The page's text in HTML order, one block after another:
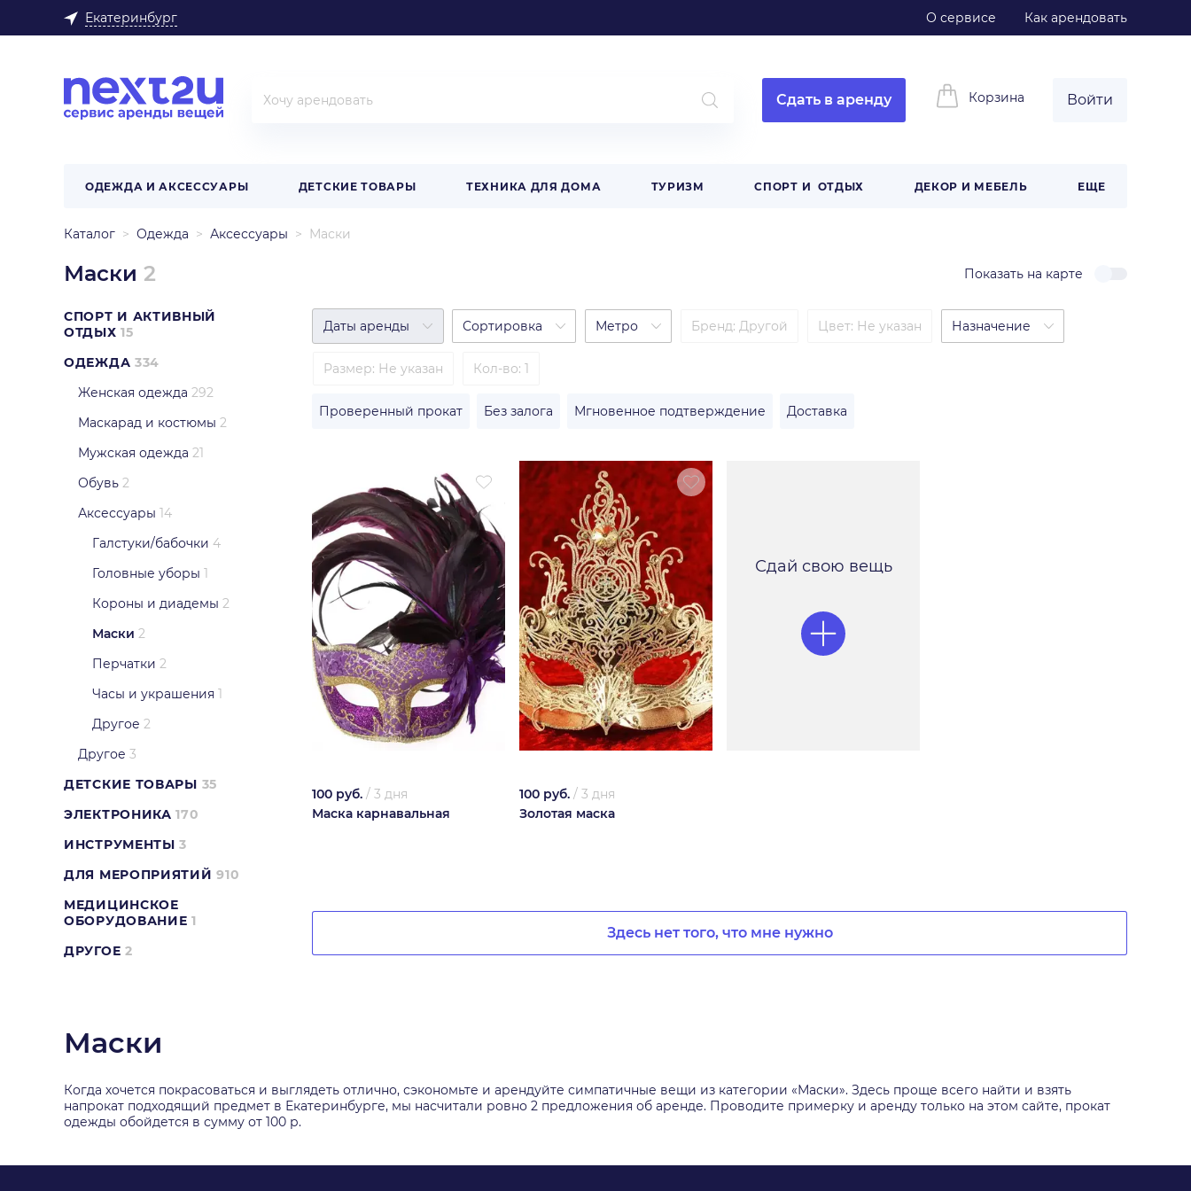
Екатеринбург О сервисе Как арендовать
Сдать в аренду Корзина Войти
ОДЕЖДА И АКСЕССУАРЫ ДЕТСКИЕ ТОВАРЫ ТЕХНИКА ДЛЯ ДОМА ТУРИЗМ СПОРТ И ОТДЫХ ДЕКОР И МЕБЕЛЬ ЕЩЕ
Каталог Одежда Аксессуары Маски
Маски 2 Показать на карте
СПОРТ И АКТИВНЫЙ
ОТДЫХ 15
ОДЕЖДА 334
Женская одежда 292
Маскарад и костюмы 2
Мужская одежда 21
Обувь 2
Аксессуары 14
Галстуки/бабочки 4
Головные уборы 1
Короны и диадемы 2
Маски 2
Перчатки 2
Часы и украшения 1
Другое 2
Другое 3
ДЕТСКИЕ ТОВАРЫ 35
ЭЛЕКТРОНИКА 170
ИНСТРУМЕНТЫ 3
ДЛЯ МЕРОПРИЯТИЙ 910
МЕДИЦИНСКОЕ
ОБОРУДОВАНИЕ 1
ДРУГОЕ 2
Даты аренды Сортировка Метро Бренд: Другой Цвет: Не указан Назначение
Размер: Не указан Кол-во: 1
Проверенный прокат Без залога Мгновенное подтверждение Доставка
100 руб. / 3 дня
Маска карнавальная
100 руб. / 3 дня
Золотая маска
Сдай свою вещь
Здесь нет того, что мне нужно
Маски
Когда хочется покрасоваться и выглядеть отлично, сэкономьте и арендуйте симпатичные вещи из категории «Маски». Здесь проще всего найти и взять
напрокат подходящий предмет в Екатеринбурге, мы насчитали ровно 2 предложения об аренде. Проводите примерку и аренду только на этом сайте, прокат
одежды обойдется в сумму от 100 р.